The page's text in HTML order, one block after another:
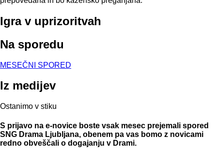
Igra v uprizoritvah
Na sporedu
MESEČNI SPORED
Iz medijev
Ostanimo v stiku
S prijavo na e-novice boste vsak mesec prejemali spored
SNG Drama Ljubljana, obenem pa vas bomo z novicami
redno obveščali o dogajanju v Drami.